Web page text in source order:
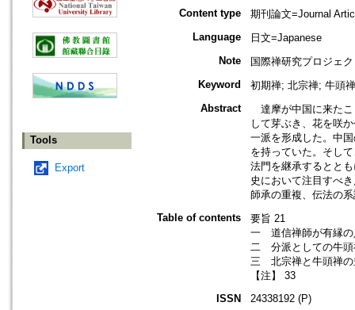
Tools
Export
Content type
期刊論文=Journal
Language
日文=Japanese
Note
国際禅研究プロジェ
Keyword
初期禅; 北宗禅; 牛頭
Abstract
達摩が中国に来たこ
して芽ぶき、花を咲
一派を形成した。中
を持っていた。そし
法門を継承するとと
史において注目すべ
師承の重複、伝法の
Table of contents
要旨 21
一 道信禅師が有縁の
二 分派としての牛頭
三 北宗禅と牛頭禅の
【注】 33
ISSN
24338192 (P)